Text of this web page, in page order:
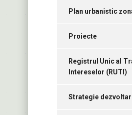
Plan urbanistic
Proiecte
Registrul Unic al
Intereselor (RUTI)
Strategie